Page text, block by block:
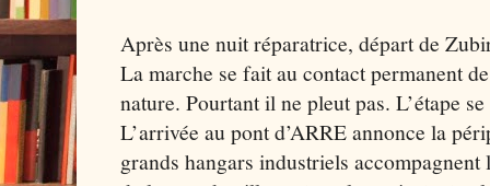
Après une nuit réparatrice, départ de
La marche se fait au contact permanent
nature. Pourtant il ne pleut pas. L’étape
L’arrivée au pont d’ARRE annonce la
grands hangars industriels accompagnent